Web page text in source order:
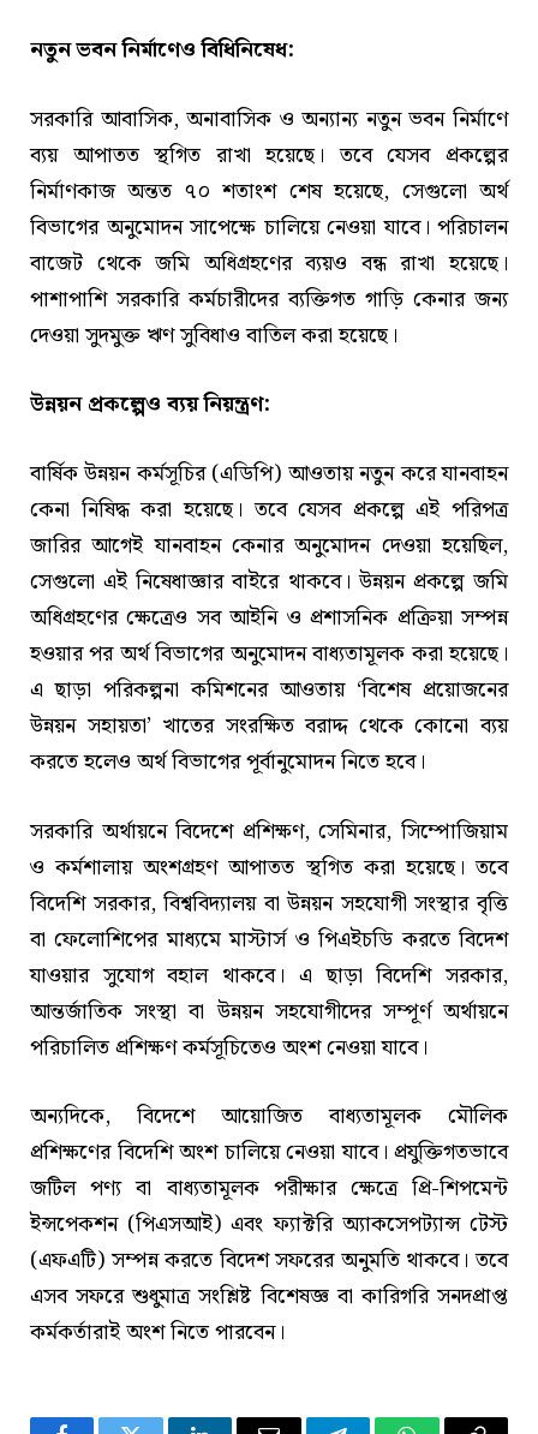
নতুন ভবন নির্মাণেও বিধিনিষেধ:
সরকারি আবাসিক, অনাবাসিক ও অন্যান্য নতুন ভবন নির্মাণে
ব্যয় আপাতত স্থগিত রাখা হয়েছে। তবে যেসব প্রকল্পের
নির্মাণকাজ অন্তত ৭০ শতাংশ শেষ হয়েছে, সেগুলো অর্থ
বিভাগের অনুমোদন সাপেক্ষে চালিয়ে নেওয়া যাবে। পরিচালন
বাজেট থেকে জমি অধিগ্রহণের ব্যয়ও বন্ধ রাখা হয়েছে।
পাশাপাশি সরকারি কর্মচারীদের ব্যক্তিগত গাড়ি কেনার জন্য
দেওয়া সুদমুক্ত ঋণ সুবিধাও বাতিল করা হয়েছে।
উন্নয়ন প্রকল্পেও ব্যয় নিয়ন্ত্রণ:
বার্ষিক উন্নয়ন কর্মসূচির (এডিপি) আওতায় নতুন করে যানবাহন
কেনা নিষিদ্ধ করা হয়েছে। তবে যেসব প্রকল্পে এই পরিপত্র
জারির আগেই যানবাহন কেনার অনুমোদন দেওয়া হয়েছিল,
সেগুলো এই নিষেধাজ্ঞার বাইরে থাকবে। উন্নয়ন প্রকল্পে জমি
অধিগ্রহণের ক্ষেত্রেও সব আইনি ও প্রশাসনিক প্রক্রিয়া সম্পন্ন
হওয়ার পর অর্থ বিভাগের অনুমোদন বাধ্যতামূলক করা হয়েছে।
এ ছাড়া পরিকল্পনা কমিশনের আওতায় ‘বিশেষ প্রয়োজনের
উন্নয়ন সহায়তা’ খাতের সংরক্ষিত বরাদ্দ থেকে কোনো ব্যয়
করতে হলেও অর্থ বিভাগের পূর্বানুমোদন নিতে হবে।
সরকারি অর্থায়নে বিদেশে প্রশিক্ষণ, সেমিনার, সিম্পোজিয়াম
ও কর্মশালায় অংশগ্রহণ আপাতত স্থগিত করা হয়েছে। তবে
বিদেশি সরকার, বিশ্ববিদ্যালয় বা উন্নয়ন সহযোগী সংস্থার বৃত্তি
বা ফেলোশিপের মাধ্যমে মাস্টার্স ও পিএইচডি করতে বিদেশ
যাওয়ার সুযোগ বহাল থাকবে। এ ছাড়া বিদেশি সরকার,
আন্তর্জাতিক সংস্থা বা উন্নয়ন সহযোগীদের সম্পূর্ণ অর্থায়নে
পরিচালিত প্রশিক্ষণ কর্মসূচিতেও অংশ নেওয়া যাবে।
অন্যদিকে, বিদেশে আয়োজিত বাধ্যতামূলক মৌলিক
প্রশিক্ষণের বিদেশি অংশ চালিয়ে নেওয়া যাবে। প্রযুক্তিগতভাবে
জটিল পণ্য বা বাধ্যতামূলক পরীক্ষার ক্ষেত্রে প্রি-শিপমেন্ট
ইন্সপেকশন (পিএসআই) এবং ফ্যাক্টরি অ্যাকসেপট্যান্স টেস্ট
(এফএটি) সম্পন্ন করতে বিদেশ সফরের অনুমতি থাকবে। তবে
এসব সফরে শুধুমাত্র সংশ্লিষ্ট বিশেষজ্ঞ বা কারিগরি সনদপ্রাপ্ত
কর্মকর্তারাই অংশ নিতে পারবেন।